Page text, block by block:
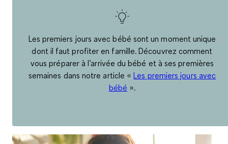
Les premiers jours avec bébé sont un moment unique
dont il faut profiter en famille. Découvrez comment
vous préparer à l’arrivée du bébé et à ses premières
semaines dans notre article «Les premiers jours avec
bébé ».